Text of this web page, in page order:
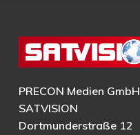
PRECON Medien GmbH
SATVISION
Dortmunderstraße 12